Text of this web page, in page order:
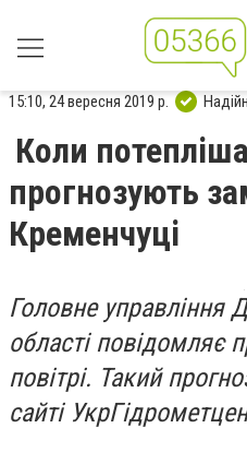
15:10, 24 вересня 2019 р.
Коли
прогнозують
Кременчуці
Головне управління
області повідомляє
повітрі. Такий
сайті